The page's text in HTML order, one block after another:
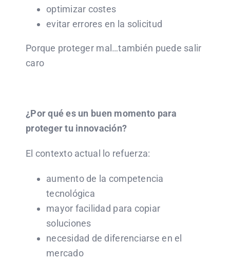
optimizar costes
evitar errores en la solicitud
Porque proteger mal…también puede salir
caro
¿Por qué es un buen momento para
proteger tu innovación?
El contexto actual lo refuerza:
aumento de la competencia
tecnológica
mayor facilidad para copiar
soluciones
necesidad de diferenciarse en el
mercado